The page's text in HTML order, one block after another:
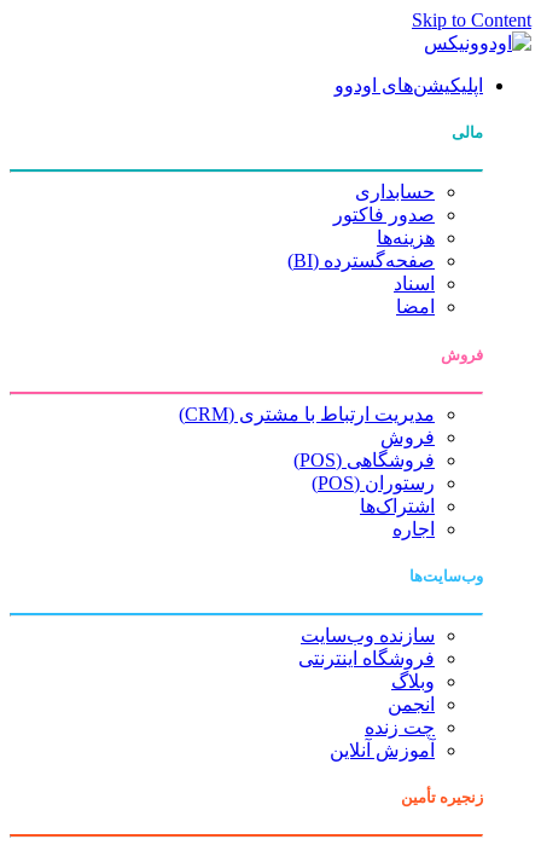
Skip to
اپلیکیشن‌های اودوو
حسابداری
صدور فاکتور
هزینه‌ها
صفحه‌گسترده (BI)
اسناد
امضا
مدیریت ارتباط با مشتری (CRM)
فروش
فروشگاهی (POS)
رستوران (POS)
اشتراک‌ها
اجاره
وب‌سایت‌ها
سازنده وب‌سایت
فروشگاه اینترنتی
وبلاگ
انجمن
چت زنده
آموزش آنلاین
زنجیره تأمین